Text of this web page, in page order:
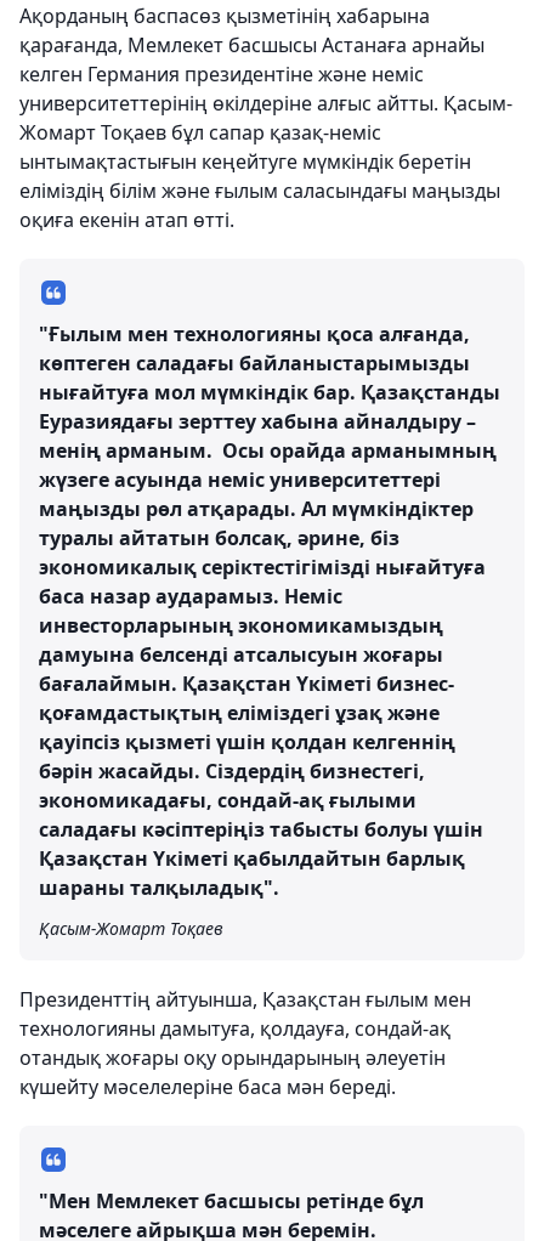
Ақорданың баспасөз қызметінің хабарына
қарағанда, Мемлекет басшысы Астанаға арнайы
келген Германия президентіне және неміс
университеттерінің өкілдеріне алғыс айтты. Қасым-
Жомарт Тоқаев бұл сапар қазақ-неміс
ынтымақтастығын кеңейтуге мүмкіндік беретін
еліміздің білім және ғылым саласындағы маңызды
оқиға екенін атап өтті.
"Ғылым мен технологияны қоса алғанда,
көптеген саладағы байланыстарымызды
нығайтуға мол мүмкіндік бар. Қазақстанды
Еуразиядағы зерттеу хабына айналдыру –
менің арманым. Осы орайда арманымның
жүзеге асуында неміс университеттері
маңызды рөл атқарады. Ал мүмкіндіктер
туралы айтатын болсақ, әрине, біз
экономикалық серіктестігімізді нығайтуға
баса назар аударамыз. Неміс
инвесторларының экономикамыздың
дамуына белсенді атсалысуын жоғары
бағалаймын. Қазақстан Үкіметі бизнес-
қоғамдастықтың еліміздегі ұзақ және
қауіпсіз қызметі үшін қолдан келгеннің
бәрін жасайды. Сіздердің бизнестегі,
экономикадағы, сондай-ақ ғылыми
саладағы кәсіптеріңіз табысты болуы үшін
Қазақстан Үкіметі қабылдайтын барлық
шараны талқыладық".
Қасым-Жомарт Тоқаев
Президенттің айтуынша, Қазақстан ғылым мен
технологияны дамытуға, қолдауға, сондай-ақ
отандық жоғары оқу орындарының әлеуетін
күшейту мәселелеріне баса мән береді.
"Мен Мемлекет басшысы ретінде бұл
мәселеге айрықша мән беремін.